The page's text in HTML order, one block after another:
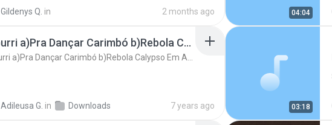
Gildenys Q. in 2 months ago 04:04
Pourri a)Pra Dançar Carimbó b)Rebola Calypso Em Angola
Adileusa G. in Downloads 7 years ago 03:18